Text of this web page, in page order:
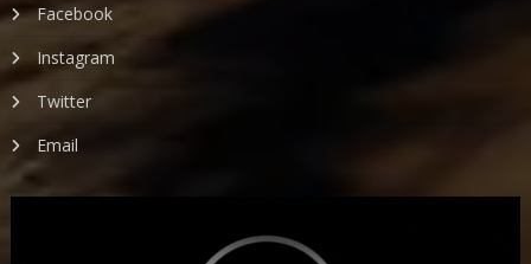
Facebook
Instagram
Twitter
Email